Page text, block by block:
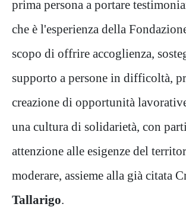
prima persona a portare
che è l'esperienza della
scopo di offrire accoglienza,
supporto a persone in difficoltà,
creazione di opportunità
una cultura di solidarietà, con
attenzione alle esigenze del
moderare, assieme alla già citata
Tallarigo.